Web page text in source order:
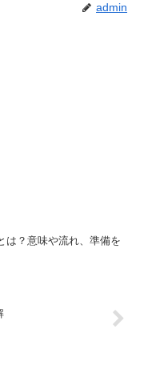
admin
は？意味や流れ、準備を